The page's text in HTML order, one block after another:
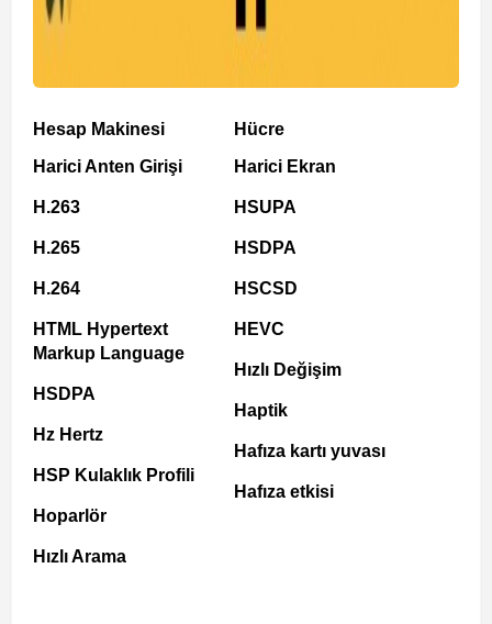
Hesap Makinesi
Harici Anten Girişi
H.263
H.265
H.264
HTML Hypertext
Markup Language
HSDPA
Hz Hertz
HSP Kulaklık Profili
Hoparlör
Hızlı Arama
Hücre
Harici Ekran
HSUPA
HSDPA
HSCSD
HEVC
Hızlı Değişim
Haptik
Hafıza kartı yuvası
Hafıza etkisi